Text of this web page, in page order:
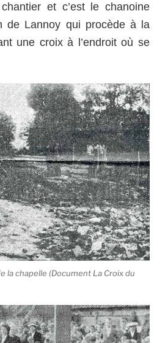
et c’est le chanoine
de Lannoy qui procède à la
une croix à l’endroit où se
la chapelle (Document La Croix du